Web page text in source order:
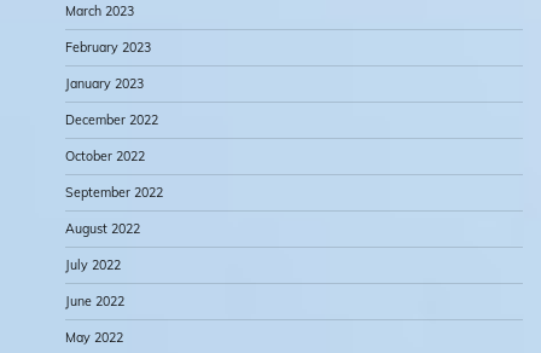
March 2023
February 2023
January 2023
December 2022
October 2022
September 2022
August 2022
July 2022
June 2022
May 2022